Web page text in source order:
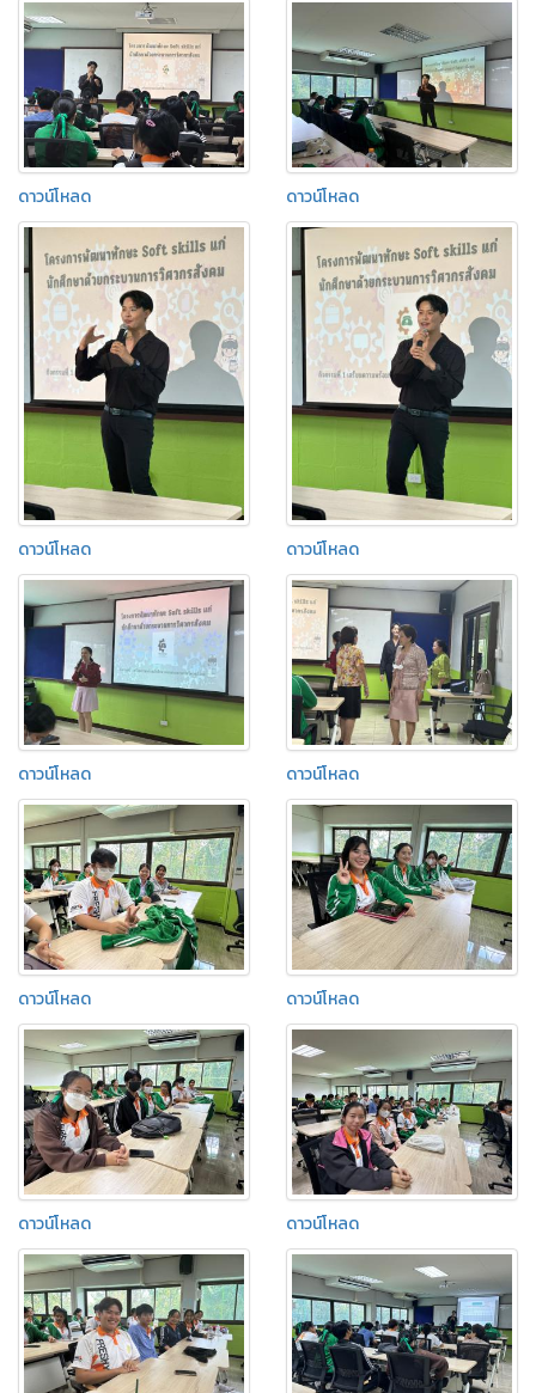
ดาวน์โหลด ดาวน์โหลด
ดาวน์โหลด ดาวน์โหลด
ดาวน์โหลด ดาวน์โหลด
ดาวน์โหลด ดาวน์โหลด
ดาวน์โหลด ดาวน์โหลด